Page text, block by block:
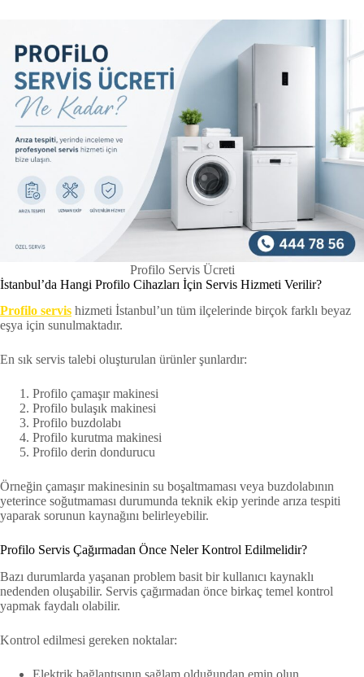
Profilo Servis Ücreti
İstanbul’da Hangi Profilo Cihazları İçin Servis Hizmeti Verilir?
Profilo servis hizmeti İstanbul’un tüm ilçelerinde birçok farklı beyaz
eşya için sunulmaktadır.
En sık servis talebi oluşturulan ürünler şunlardır:
Profilo çamaşır makinesi
Profilo bulaşık makinesi
Profilo buzdolabı
Profilo kurutma makinesi
Profilo derin dondurucu
Örneğin çamaşır makinesinin su boşaltmaması veya buzdolabının
yeterince soğutmaması durumunda teknik ekip yerinde arıza tespiti
yaparak sorunun kaynağını belirleyebilir.
Profilo Servis Çağırmadan Önce Neler Kontrol Edilmelidir?
Bazı durumlarda yaşanan problem basit bir kullanıcı kaynaklı
nedenden oluşabilir. Servis çağırmadan önce birkaç temel kontrol
yapmak faydalı olabilir.
Kontrol edilmesi gereken noktalar: